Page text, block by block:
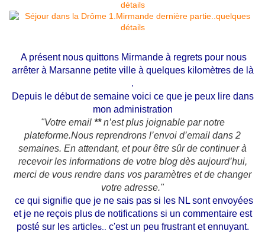
A présent nous quittons Mirmande à regrets pour nous
arrêter à Marsanne petite ville à quelques kilomètres de là
.
Depuis le début de semaine voici ce que je peux lire dans
mon administration
"Votre email **n’est plus joignable par notre
plateforme.Nous reprendrons l’envoi d’email dans 2
semaines. En attendant, et pour être sûr de continuer à
recevoir les informations de votre blog dès aujourd’hui,
merci de vous rendre dans vos paramètres et de changer
votre adresse."
ce qui signifie que je ne sais pas si les NL sont envoyées
et je ne reçois plus de notifications si un commentaire est
posté sur les articles..
c'est un peu frustrant et ennuyant.